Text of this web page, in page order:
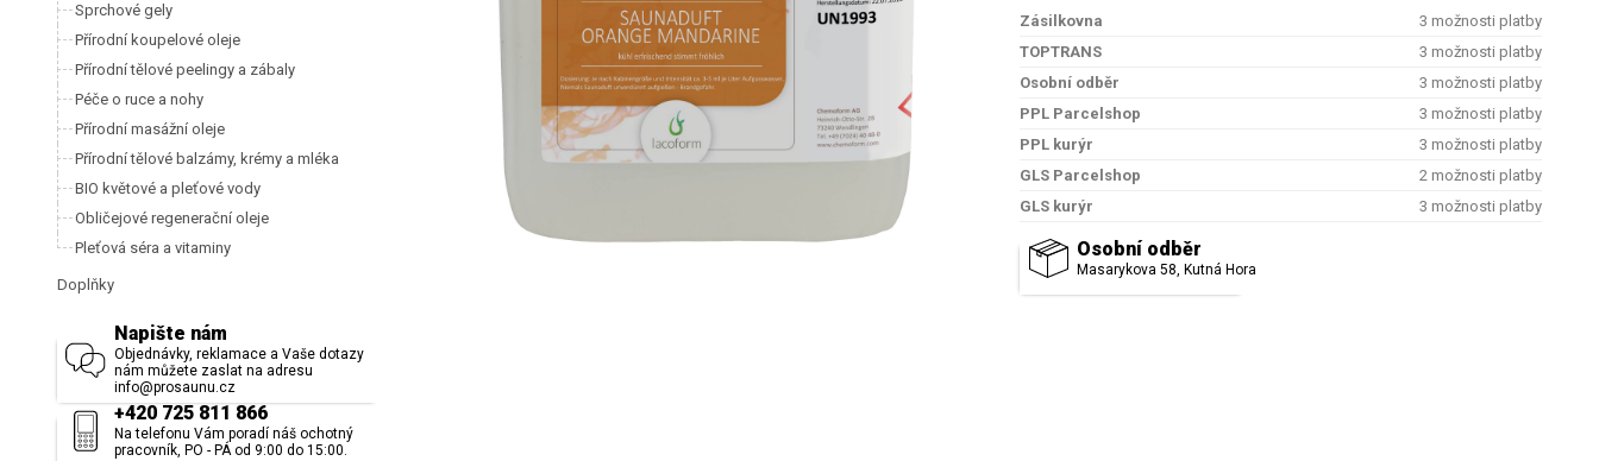
Sprchové gely
Přírodní koupelové oleje
Přírodní tělové peelingy a zábaly
Péče o ruce a nohy
Přírodní masážní oleje
Přírodní tělové balzámy, krémy a mléka
BIO květové a pleťové vody
Obličejové regenerační oleje
Pleťová séra a vitaminy
Doplňky
Napište nám
Objednávky, reklamace a Vaše dotazy
nám můžete zaslat na adresu
info@prosaunu.cz
+420 725 811 866
Na telefonu Vám poradí náš ochotný
pracovník, PO - PÁ od 9:00 do 15:00.
Zásilkovna
3 možnosti platby
TOPTRANS
3 možnosti platby
Osobní odběr
3 možnosti platby
PPL Parcelshop
3 možnosti platby
PPL kurýr
3 možnosti platby
GLS Parcelshop
2 možnosti platby
GLS kurýr
3 možnosti platby
Osobní odběr
Masarykova 58, Kutná Hora